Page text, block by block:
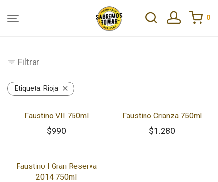
0
Filtrar
Etiqueta: Rioja
Faustino VII 750ml
$990
Faustino Crianza 750ml
$1.280
Faustino I Gran Reserva
2014 750ml